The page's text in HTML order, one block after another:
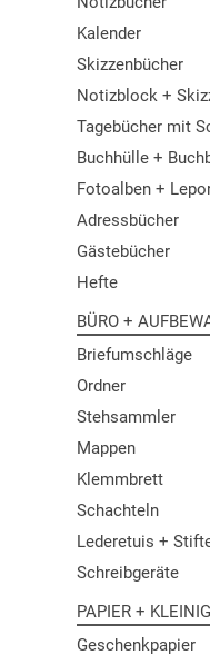
Kalender
Skizzenbücher
Notizblock +
Tagebücher mit
Buchhülle +
Fotoalben +
Adressbücher
Gästebücher
Hefte
BÜRO +
Briefumschläge
Ordner
Stehsammler
Mappen
Klemmbrett
Schachteln
Lederetuis +
Schreibgeräte
PAPIER +
Geschenkpapier